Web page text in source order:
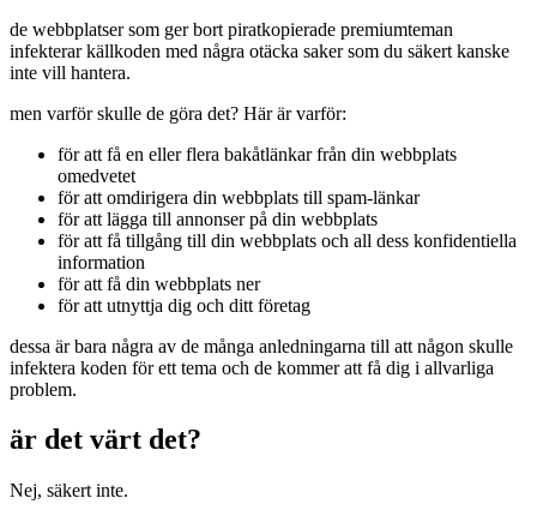
de webbplatser som ger bort piratkopierade premiumteman
infekterar källkoden med några otäcka saker som du säkert kanske
inte vill hantera.
men varför skulle de göra det? Här är varför:
för att få en eller flera bakåtlänkar från din webbplats
omedvetet
för att omdirigera din webbplats till spam-länkar
för att lägga till annonser på din webbplats
för att få tillgång till din webbplats och all dess konfidentiella
information
för att få din webbplats ner
för att utnyttja dig och ditt företag
dessa är bara några av de många anledningarna till att någon skulle
infektera koden för ett tema och de kommer att få dig i allvarliga
problem.
är det värt det?
Nej, säkert inte.